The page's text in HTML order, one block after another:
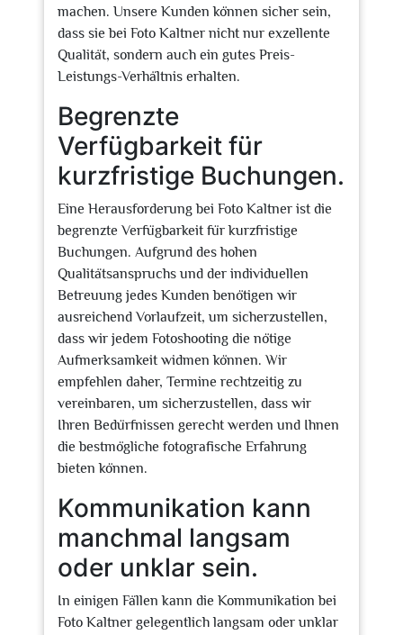
machen. Unsere Kunden können sicher sein,
dass sie bei Foto Kaltner nicht nur exzellente
Qualität, sondern auch ein gutes Preis-
Leistungs-Verhältnis erhalten.
Begrenzte
Verfügbarkeit für
kurzfristige Buchungen.
Eine Herausforderung bei Foto Kaltner ist die
begrenzte Verfügbarkeit für kurzfristige
Buchungen. Aufgrund des hohen
Qualitätsanspruchs und der individuellen
Betreuung jedes Kunden benötigen wir
ausreichend Vorlaufzeit, um sicherzustellen,
dass wir jedem Fotoshooting die nötige
Aufmerksamkeit widmen können. Wir
empfehlen daher, Termine rechtzeitig zu
vereinbaren, um sicherzustellen, dass wir
Ihren Bedürfnissen gerecht werden und Ihnen
die bestmögliche fotografische Erfahrung
bieten können.
Kommunikation kann
manchmal langsam
oder unklar sein.
In einigen Fällen kann die Kommunikation bei
Foto Kaltner gelegentlich langsam oder unklar